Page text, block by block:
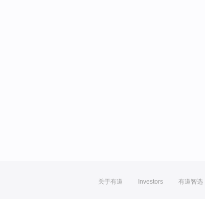
关于有道 Investors 有道智选